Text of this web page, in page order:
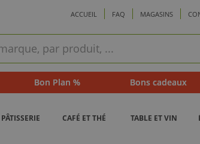
ACCUEIL FAQ MAGASINS
Bon Plan % Bons cadeaux
PÂTISSERIE CAFÉ ET THÉ TABLE ET VIN